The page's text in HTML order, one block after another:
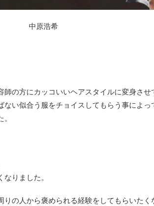
中原浩希
の方にカッコいいヘアスタイルに変身させ
い似合う服をチョイスしてもらう事によっ
りました。
の人から褒められる経験をしてもらいたく